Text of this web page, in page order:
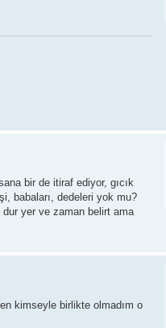
bir de itiraf ediyor, gıcık
babaları, dedeleri yok mu?
dur yer ve zaman belirt ama
kimseyle birlikte olmadım o